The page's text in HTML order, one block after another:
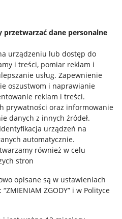
dane personalne
urządzeniu lub dostęp do
i treści, pomiar reklam i
usług. Zapewnienie
oszustwom i naprawianie
reklam i treści.
prywatności oraz informowanie
danych z innych źródeł.
Identyfikacja urządzeń na
automatycznie.
również w celu
stron
opisane są w ustawieniach
ZGODY” i w Polityce
Cyfrowych